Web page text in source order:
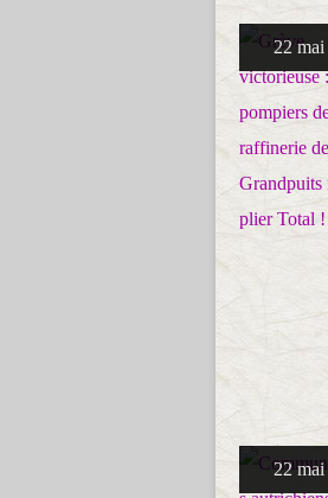
22 mai
22 mai